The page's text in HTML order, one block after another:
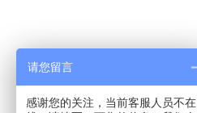
请您留言
感谢您的关注，当前客服人员不在